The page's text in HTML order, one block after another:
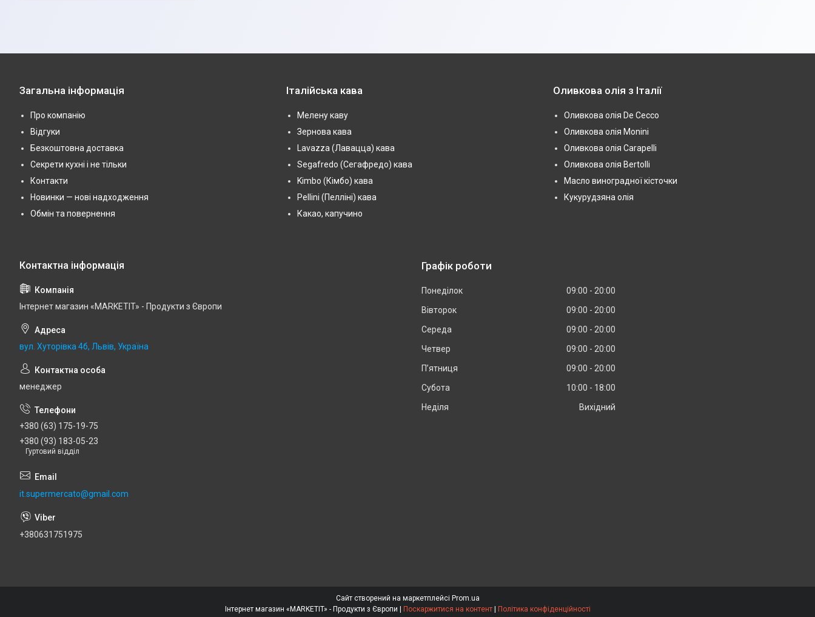
Загальна інформація
Про компанію
Відгуки
Безкоштовна доставка
Секрети кухні і не тільки
Контакти
Новинки — нові надходження
Обмін та повернення
Італійська кава
Мелену каву
Зернова кава
Lavazza (Лавацца) кава
Segafredo (Сегафредо) кава
Kimbo (Кімбо) кава
Pellini (Пелліні) кава
Какао, капучино
Оливкова олія з Італії
Оливкова олія De Cecco
Оливкова олія Monini
Оливкова олія Carapelli
Оливкова олія Bertolli
Масло виноградної кісточки
Кукурудзяна олія
Інтернет магазин «MARKETIT» - Продукти з Європи
вул. Хуторівка 4б, Львів, Україна
менеджер
+380 (63) 175-19-75
+380 (93) 183-05-23
Гуртовий відділ
it.supermercato@gmail.com
+380631751975
Графік роботи
Понеділок 09:00
20:00
Вівторок
09:00
20:00
Середа
09:00
20:00
Четвер
09:00
20:00
Пʼятниця
09:00
20:00
Субота
10:00
18:00
Неділя
Вихідний
Сайт створений на маркетплейсі Prom.ua
Поскаржитися на контент Політика конфіденційності